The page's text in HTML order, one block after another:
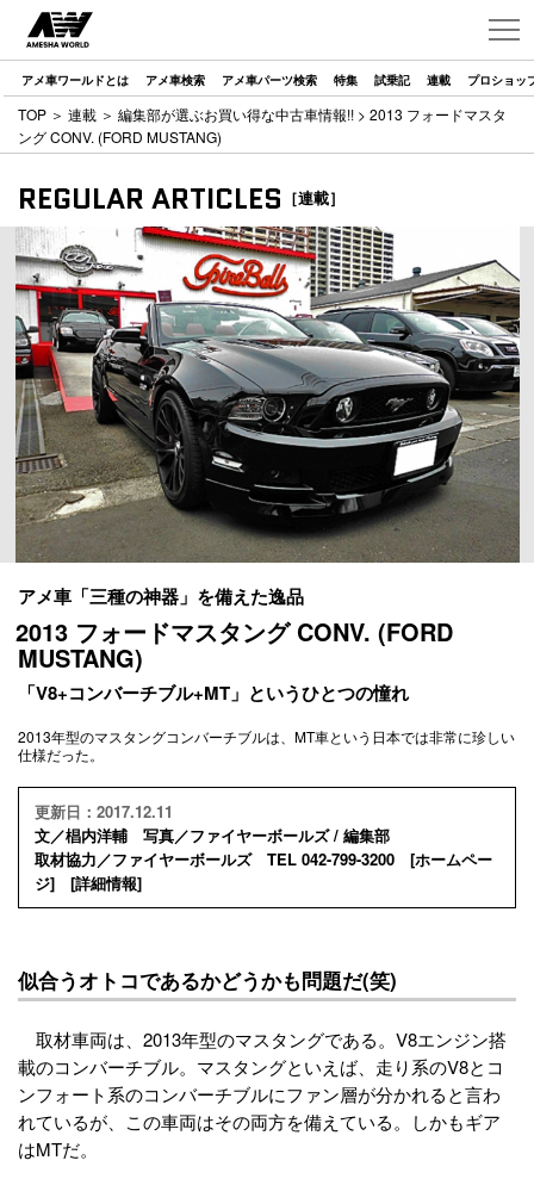
アメ車ワールドとは アメ車検索 アメ車パーツ検索 特集 試乗記 連載 プロショッ
TOP ＞ 連載 ＞ 編集部が選ぶお買い得な中古車情報!! > 2013 フォードマスタ
ング CONV. (FORD MUSTANG)
REGULAR ARTICLES ［連載］
アメ車「三種の神器」を備えた逸品
2013 フォードマスタング CONV. (FORD
MUSTANG)
「V8+コンバーチブル+MT」というひとつの憧れ
2013年型のマスタングコンバーチブルは、MT車という日本では非常に珍しい
仕様だった。
更新日：2017.12.11
文／椙内洋輔 写真／ファイヤーボールズ / 編集部
取材協力／ファイヤーボールズ TEL 042-799-3200 [ホームペー
ジ] [詳細情報]
似合うオトコであるかどうかも問題だ(笑)
取材車両は、2013年型のマスタングである。V8エンジン搭
載のコンバーチブル。マスタングといえば、走り系のV8とコ
ンフォート系のコンバーチブルにファン層が分かれると言わ
れているが、この車両はその両方を備えている。しかもギア
はMTだ。